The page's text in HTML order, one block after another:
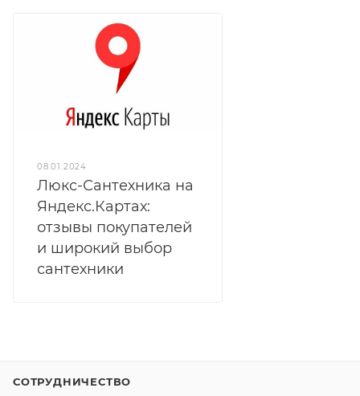
08.01.2024
Люкс-Сантехника на
Яндекс.Картах:
отзывы покупателей
и широкий выбор
сантехники
СОТРУДНИЧЕСТВО